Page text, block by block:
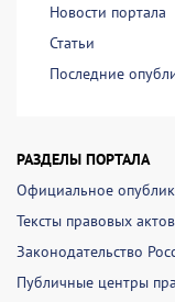
Новости портала
Статьи
Последние
РАЗДЕЛЫ ПОРТАЛА
Официальное
Тексты правовых
Законодательство
Публичные центры